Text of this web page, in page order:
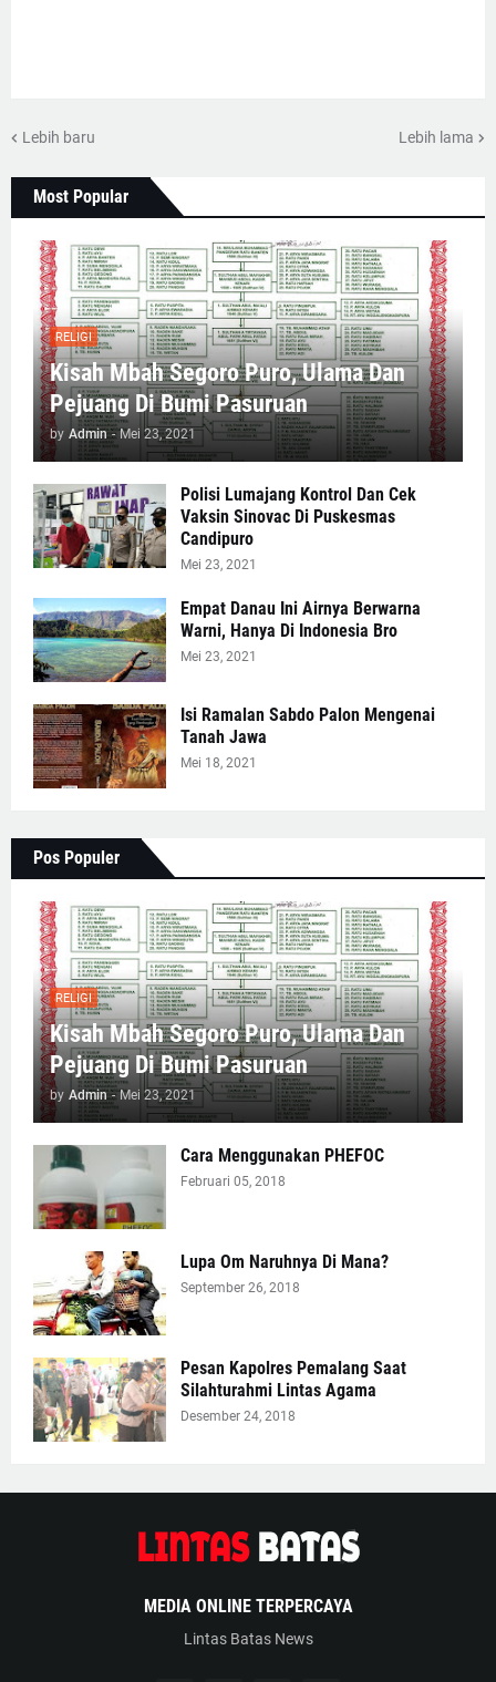
Lebih baru Lebih lama
Most Popular
RELIGI
Kisah Mbah Segoro Puro, Ulama Dan
Pejuang Di Bumi Pasuruan
by Admin - Mei 23, 2021
Polisi Lumajang Kontrol Dan Cek
Vaksin Sinovac Di Puskesmas
Candipuro
Mei 23, 2021
Empat Danau Ini Airnya Berwarna
Warni, Hanya Di Indonesia Bro
Mei 23, 2021
Isi Ramalan Sabdo Palon Mengenai
Tanah Jawa
Mei 18, 2021
Pos Populer
RELIGI
Kisah Mbah Segoro Puro, Ulama Dan
Pejuang Di Bumi Pasuruan
by Admin - Mei 23, 2021
Cara Menggunakan PHEFOC
Februari 05, 2018
Lupa Om Naruhnya Di Mana?
September 26, 2018
Pesan Kapolres Pemalang Saat
Silahturahmi Lintas Agama
Desember 24, 2018
MEDIA ONLINE TERPERCAYA
Lintas Batas News